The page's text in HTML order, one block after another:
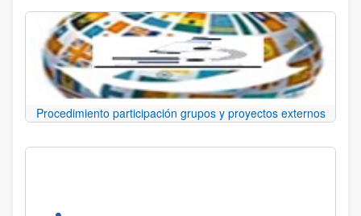
Procedimiento participación grupos y proyectos externos